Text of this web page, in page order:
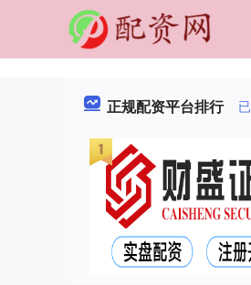
正规配资平台排行